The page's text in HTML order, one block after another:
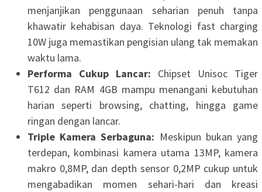
menjanjikan penggunaan seharian penuh tanpa
khawatir kehabisan daya. Teknologi fast charging
10W juga memastikan pengisian ulang tak memakan
waktu lama.
Performa Cukup Lancar: Chipset Unisoc Tiger
T612 dan RAM 4GB mampu menangani kebutuhan
harian seperti browsing, chatting, hingga game
ringan dengan lancar.
Triple Kamera Serbaguna: Meskipun bukan yang
terdepan, kombinasi kamera utama 13MP, kamera
makro 0,8MP, dan depth sensor 0,2MP cukup untuk
mengabadikan momen sehari-hari dan kreasi